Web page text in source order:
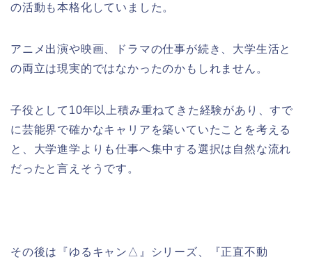
の活動も本格化していました。
アニメ出演や映画、ドラマの仕事が続き、大学生活と
の両立は現実的ではなかったのかもしれません。
子役として10年以上積み重ねてきた経験があり、すで
に芸能界で確かなキャリアを築いていたことを考える
と、大学進学よりも仕事へ集中する選択は自然な流れ
だったと言えそうです。
その後は『ゆるキャン△』シリーズ、『正直不動